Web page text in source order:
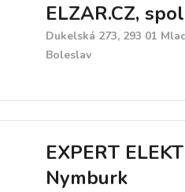
ELZAR.CZ,
Dukelská 273, 293 01
Boleslav
EXPERT
Nymburk